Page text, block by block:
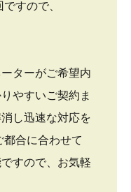
すので、
ターがご希望内
やすいご契約ま
し迅速な対応を
合に合わせて
すので、お気軽